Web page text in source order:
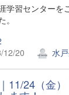
学習センターを
12/20
水
11/24（金